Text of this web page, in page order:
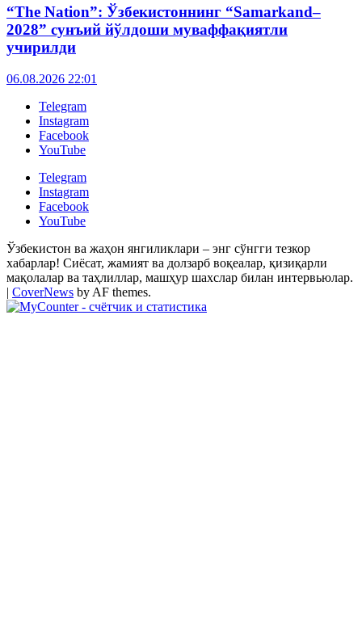
“The Nation”: Ўзбекистоннинг “Samarkand–
2028” сунъий йўлдоши муваффақиятли
учирилди
06.08.2026 22:01
Telegram
Instagram
Facebook
YouTube
Telegram
Instagram
Facebook
YouTube
Ўзбекистон ва жаҳон янгиликлари – энг сўнгги тезкор
хабарлар! Сиёсат, жамият ва долзарб воқеалар, қизиқарли
мақолалар ва таҳлиллар, машҳур шахслар билан интервьюлар.
| CoverNews by AF themes.